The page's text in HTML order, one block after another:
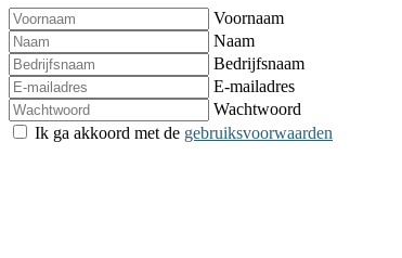
Voornaam
Naam
Bedrijfsnaam
E-mailadres
Wachtwoord
Ik ga akkoord met de gebruiksvoorwaarden